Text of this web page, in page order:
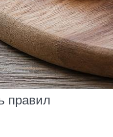
правил